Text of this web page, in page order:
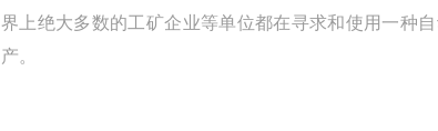
界上绝大多数的工矿企业等单位都在寻求和使用一种
产。